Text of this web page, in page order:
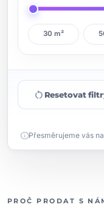
30 m²
restart_alt Resetovat
infoPřesměrujeme vás
PROČ PRODAT S